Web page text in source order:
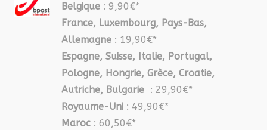
Belgique : 9,90€*
France, Luxembourg, Pays-Bas,
Allemagne : 19,90€*
Espagne, Suisse, Italie, Portugal,
Pologne, Hongrie, Grèce, Croatie,
Autriche, Bulgarie : 29,90€*
Royaume-Uni : 49,90€*
Maroc : 60,50€*